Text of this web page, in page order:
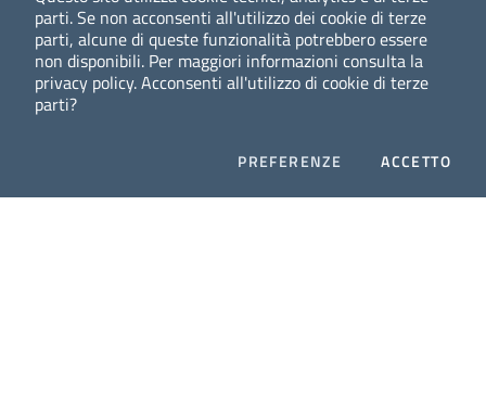
parti. Se non acconsenti all'utilizzo dei cookie di terze
parti, alcune di queste funzionalità potrebbero essere
non disponibili. Per maggiori informazioni consulta la
privacy policy. Acconsenti all'utilizzo di cookie di terze
parti?
PREFERENZE COOKIESACCETTOI